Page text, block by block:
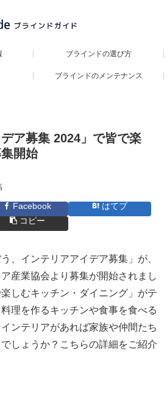
ブラインドの選び方
ブラインドのメンテナンス
デア募集 2024」で皆で楽
開始
Facebook
はてブ
コピー
、インテリアアイデア募集」が、
産業協会より募集が開始されまし
しむキッチン・ダイニング」がテ
理を作るキッチンや食事を食べる
ンテリアがあれば家族や仲間たち
しょうか？こちらの詳細をご紹介